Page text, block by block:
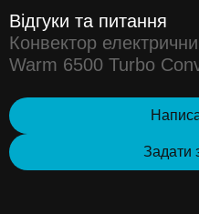
Відгуки та питання
Конвектор
Warm 6500 Turbo
Задати